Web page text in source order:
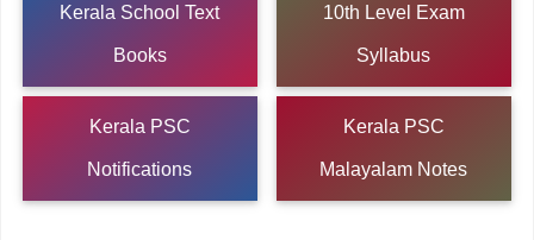
Kerala School Text
Books
10th Level Exam
Syllabus
Kerala PSC
Notifications
Kerala PSC
Malayalam Notes